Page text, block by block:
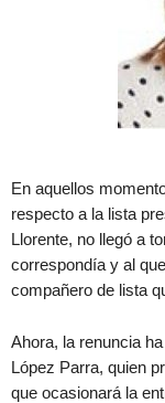
En aquellos
respecto a la lista
Llorente, no llegó a
correspondía y al
compañero de lista
Ahora, la renuncia
López Parra, quien
que ocasionará la